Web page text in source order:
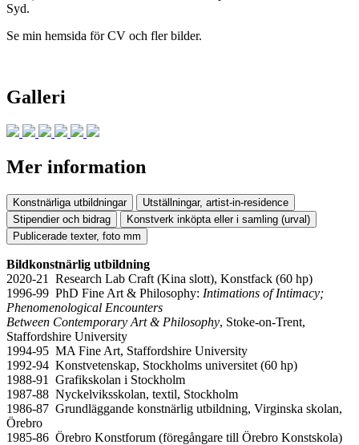
Syd.
Se min hemsida för CV och fler bilder.
Galleri
Mer information
Konstnärliga utbildningar
Utställningar, artist-in-residence
Stipendier och bidrag
Konstverk inköpta eller i samling (urval)
Publicerade texter, foto mm
Bildkonstnärlig utbildning
2020-21 Research Lab Craft (Kina slott), Konstfack (60 hp)
1996-99 PhD Fine Art & Philosophy: Intimations of Intimacy;
Phenomenological Encounters
Between Contemporary Art & Philosophy, Stoke-on-Trent,
Staffordshire University
1994-95 MA Fine Art, Staffordshire University
1992-94 Konstvetenskap, Stockholms universitet (60 hp)
1988-91 Grafikskolan i Stockholm
1987-88 Nyckelviksskolan, textil, Stockholm
1986-87 Grundläggande konstnärlig utbildning, Virginska skolan,
Örebro
1985-86 Örebro Konstforum (föregångare till Örebro Konstskola)